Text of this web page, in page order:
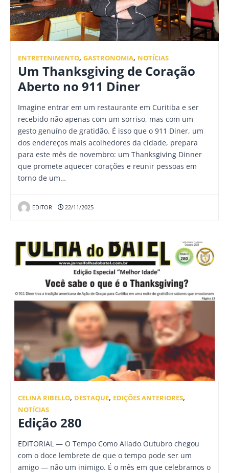
ENTRETENIMENTO, GASTRONOMIA, NOTÍCIAS
Um Thanksgiving de Coração
Aberto no 911 Diner
Imagine entrar em um restaurante em Curitiba e ser
recebido não apenas com um sorriso, mas com um
gesto genuíno de gratidão. É isso que o 911 Diner, um
dos endereços mais acolhedores da cidade, prepara
para este mês de novembro: um Thanksgiving Dinner
que promete aquecer corações e reunir pessoas em
torno de um…
EDITOR 22/11/2025
CELINA RIBELLO, DESTAQUE, EDIÇÕES ANTERIORES,
NOTÍCIAS
Edição 280
EDITORIAL — O Tempo Como Aliado Outubro chegou
com o doce lembrete de que o tempo pode ser um
amigo — não um inimigo. É o mês em que celebramos o